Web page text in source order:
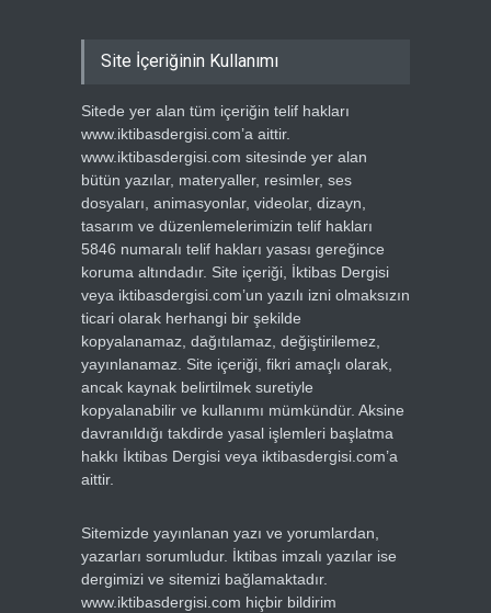
Site İçeriğinin Kullanımı
Sitede yer alan tüm içeriğin telif hakları
www.iktibasdergisi.com’a aittir.
www.iktibasdergisi.com sitesinde yer alan
bütün yazılar, materyaller, resimler, ses
dosyaları, animasyonlar, videolar, dizayn,
tasarım ve düzenlemelerimizin telif hakları
5846 numaralı telif hakları yasası gereğince
koruma altındadır. Site içeriği, İktibas Dergisi
veya iktibasdergisi.com’un yazılı izni olmaksızın
ticari olarak herhangi bir şekilde
kopyalanamaz, dağıtılamaz, değiştirilemez,
yayınlanamaz. Site içeriği, fikri amaçlı olarak,
ancak kaynak belirtilmek suretiyle
kopyalanabilir ve kullanımı mümkündür. Aksine
davranıldığı takdirde yasal işlemleri başlatma
hakkı İktibas Dergisi veya iktibasdergisi.com’a
aittir.
Sitemizde yayınlanan yazı ve yorumlardan,
yazarları sorumludur. İktibas imzalı yazılar ise
dergimizi ve sitemizi bağlamaktadır.
www.iktibasdergisi.com hiçbir bildirim